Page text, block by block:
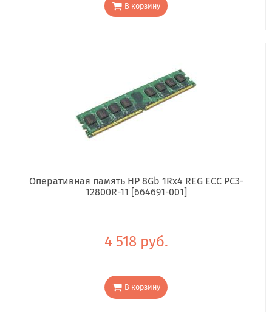
В корзину
Оперативная память HP 8Gb 1Rx4 REG ECC PC3-
12800R-11 [664691-001]
4 518 руб.
В корзину